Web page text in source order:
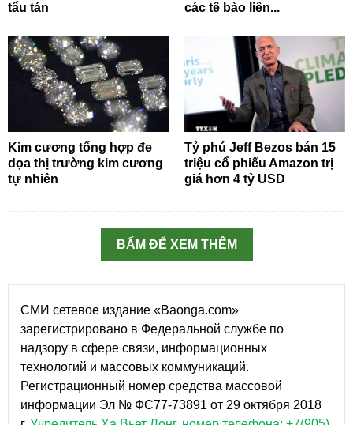
tẩu tán
các tế bào liên...
Kim cương tổng hợp đe
dọa thị trường kim cương
tự nhiên
Tỷ phú Jeff Bezos bán 15
triệu cổ phiếu Amazon trị
giá hơn 4 tỷ USD
BẤM ĐỂ XEM THÊM
СМИ сетевое издание «Baonga.com»
зарегистрировано в Федеральной службе по
надзору в сфере связи, информационных
технологий и массовых коммуникаций.
Регистрационный номер средства массовой
информации Эл № ФС77-73891 от 29 октября 2018